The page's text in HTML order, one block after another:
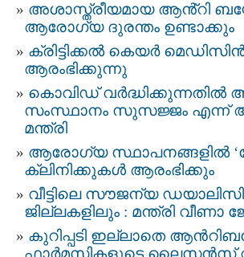
അശാസ്ത്രീയമായ ആൻ്റി
ആരോഗ്യ ദുരന്തം ഉണ്ടാക്കും
ക്രിട്ടിക്കല്‍ കെയര്‍ മെഡിസിന്‍
ആരംഭിക്കുന്നു
കൊവിഡ് വർദ്ധിക്കുന്നതിൽ
സംസ്ഥാനം സുസജ്ജം എന്ന്
മന്ത്രി
ആരോഗ്യ സ്ഥാപനങ്ങളില്‍
ക്ലിനിക്കുകള്‍ ആരംഭിക്കും
വീട്ടിലെ സൗജന്യ
ജില്ലകളിലും : മന്ത്രി വീണാ
കുറിപ്പടി ഇല്ലാതെ
ഫാർമസികളുടെ ലൈസൻസ്